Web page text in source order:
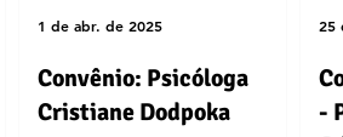
Convênio: Psicóloga
Cristiane Dodpoka
1 de abr. de 2025
-
25